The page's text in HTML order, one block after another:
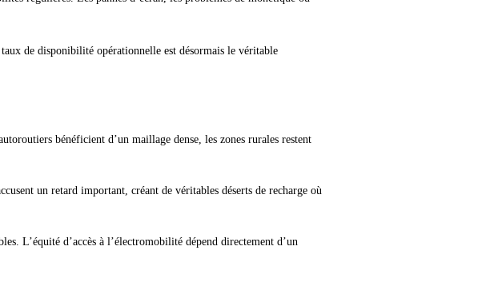
de disponibilité opérationnelle est désormais le véritable
bénéficient d’un maillage dense, les zones rurales restent
un retard important, créant de véritables déserts de recharge où
L’équité d’accès à l’électromobilité dépend directement d’un